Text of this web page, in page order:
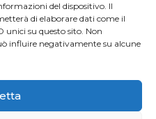
del dispositivo. Il
di elaborare dati come il
su questo sito. Non
influire negativamente su alcune